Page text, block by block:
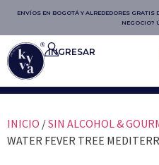
ENVÍOS EN BOGOTÁ Y ALREDEDORES GRATIS
NEGOCIO?
INGRESAR
INICIO /SIN ALCOHOL &
WATER FEVER TREE